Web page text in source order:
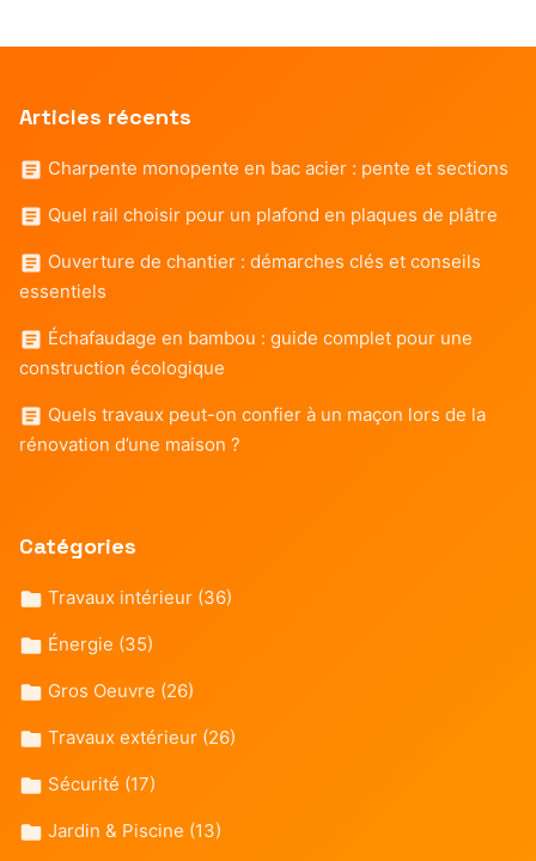
Articles récents
Charpente monopente en bac acier : pente et sections
Quel rail choisir pour un plafond en plaques de plâtre
Ouverture de chantier : démarches clés et conseils
essentiels
Échafaudage en bambou : guide complet pour une
construction écologique
Quels travaux peut-on confier à un maçon lors de la
rénovation d’une maison ?
Catégories
Travaux intérieur (36)
Énergie (35)
Gros Oeuvre (26)
Travaux extérieur (26)
Sécurité (17)
Jardin & Piscine (13)